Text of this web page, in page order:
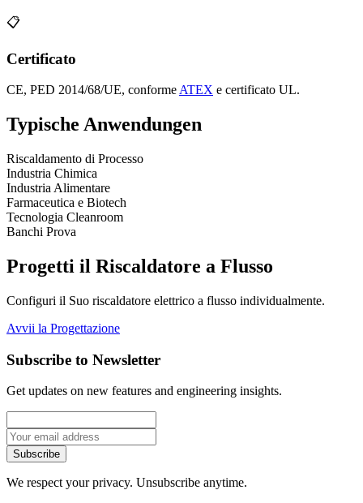
📋
Certificato
CE, PED 2014/68/UE, conforme ATEX e certificato UL.
Typische Anwendungen
Riscaldamento di Processo
Industria Chimica
Industria Alimentare
Farmaceutica e Biotech
Tecnologia Cleanroom
Banchi Prova
Progetti il Riscaldatore a Flusso
Configuri il Suo riscaldatore elettrico a flusso individualmente.
Avvii la Progettazione
Subscribe to Newsletter
Get updates on new features and engineering insights.
Subscribe
We respect your privacy. Unsubscribe anytime.